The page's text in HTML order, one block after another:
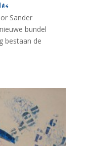
Sander
bundel
bestaan de